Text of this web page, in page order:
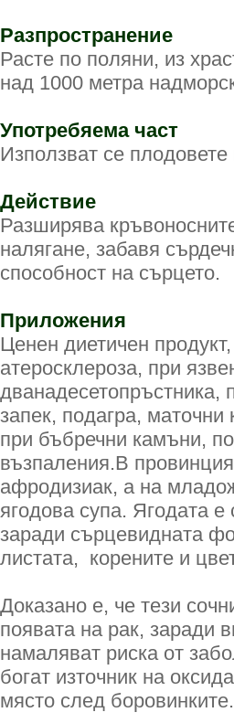
Разпространение
Расте по поляни, из
над 1000 метра
Употребяема част
Използват се плодовете
Действие
Разширява
налягане, забавя
способност на сърцето.
Приложения
Ценен диетичен
атеросклероза, при
дванадесетопръстника,
запек, подагра, маточни
при бъбречни камъни,
възпаления.В
афродизиак, а на
ягодова супа. Ягодата
заради сърцевидната
листата, корените и
Доказано е, че тези
появата на рак, заради
намаляват риска от
богат източник на
място след боровинките.